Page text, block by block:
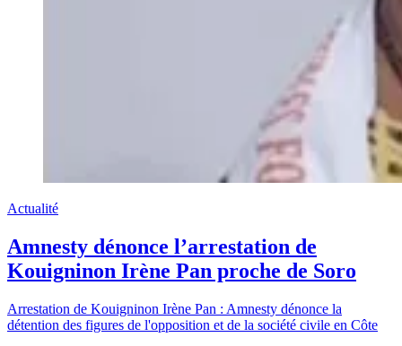
Actualité
Amnesty dénonce l’arrestation de
Kouigninon Irène Pan proche de Soro
Arrestation de Kouigninon Irène Pan : Amnesty dénonce la
détention des figures de l'opposition et de la société civile en Côte